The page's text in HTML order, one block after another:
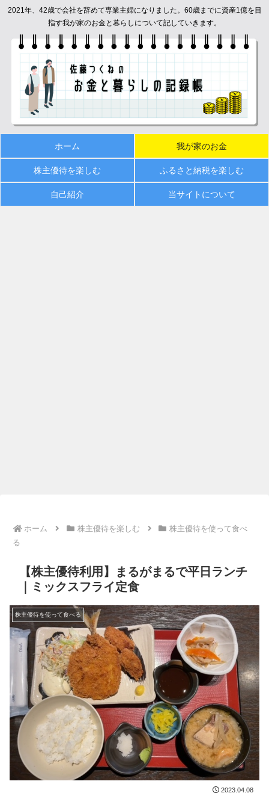
2021年、42歳で会社を辞めて専業主婦になりました。60歳までに資産1億を目
指す我が家のお金と暮らしについて記していきます。
ホーム 我が家のお金
株主優待を楽しむ ふるさと納税を楽しむ
自己紹介 当サイトについて
ホーム 株主優待を楽しむ
株主優待を使って食べ
る
【株主優待利用】まるがまるで平日ランチ
｜ミックスフライ定食
株主優待を使って食べる
2023.04.08